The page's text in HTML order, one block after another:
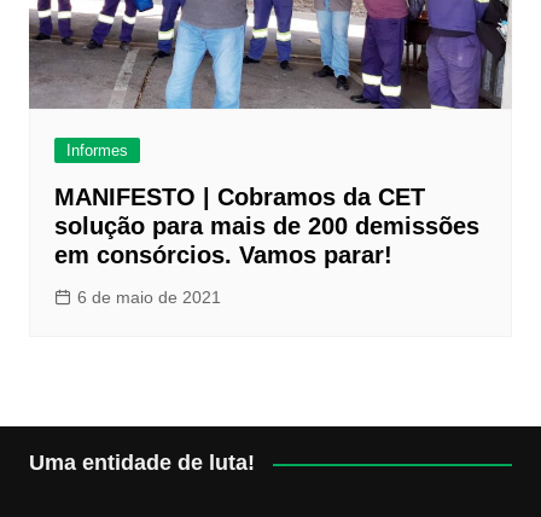
Informes
MANIFESTO | Cobramos da CET
solução para mais de 200 demissões
em consórcios. Vamos parar!
6 de maio de 2021
Uma entidade de luta!